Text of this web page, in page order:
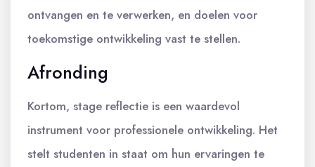
ontvangen en te verwerken, en doelen voor
toekomstige ontwikkeling vast te stellen.
Afronding
Kortom, stage reflectie is een waardevol
instrument voor professionele ontwikkeling. Het
stelt studenten in staat om hun ervaringen te